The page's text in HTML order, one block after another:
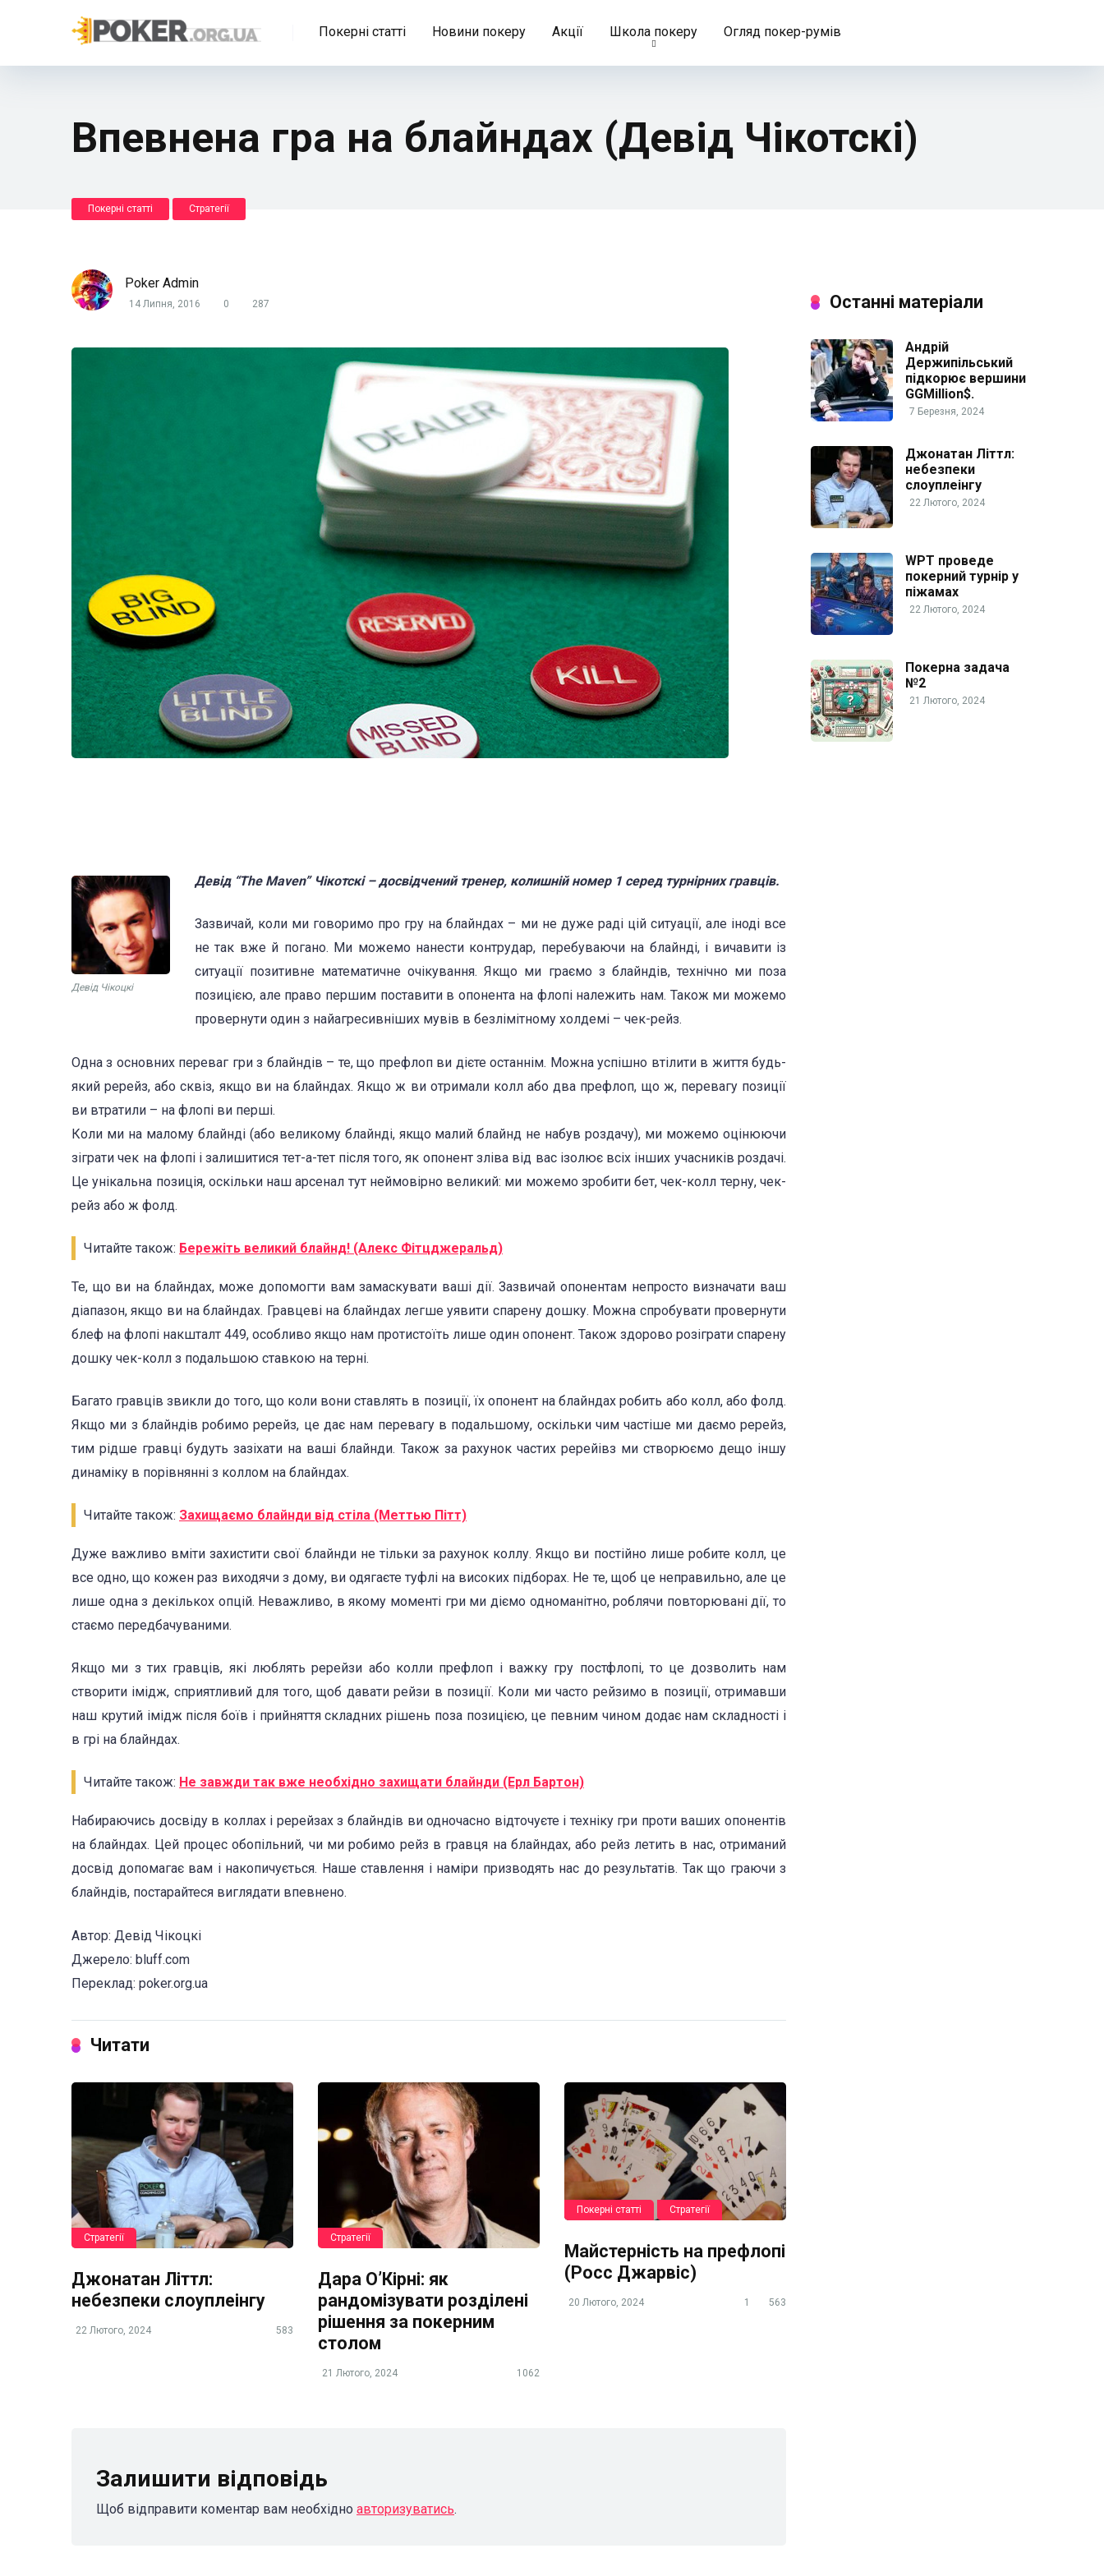
Покерні статті Новини покеру Акції Школа покеру Огляд покер-румів
Впевнена гра на блайндах (Девід Чікотскі)
Покерні статті Стратегії
Poker Admin
14 Липня, 2016 0 287
Девід Чікоцкі
Девід “The Maven” Чікотскі – досвідчений тренер, колишній номер 1 серед турнірних гравців.
Зазвичай, коли ми говоримо про гру на блайндах – ми не дуже раді цій ситуації, але іноді все
не так вже й погано. Ми можемо нанести контрудар, перебуваючи на блайнді, і вичавити із
ситуації позитивне математичне очікування. Якщо ми граємо з блайндів, технічно ми поза
позицією, але право першим поставити в опонента на флопі належить нам. Також ми можемо
провернути один з найагресивніших мувів в безлімітному холдемі – чек-рейз.
Одна з основних переваг гри з блайндів – те, що префлоп ви дієте останнім. Можна успішно втілити в життя будь-
який ререйз, або сквіз, якщо ви на блайндах. Якщо ж ви отримали колл або два префлоп, що ж, перевагу позиції
ви втратили – на флопі ви перші.
Коли ми на малому блайнді (або великому блайнді, якщо малий блайнд не набув роздачу), ми можемо оцінюючи
зіграти чек на флопі і залишитися тет-а-тет після того, як опонент зліва від вас ізолює всіх інших учасників роздачі.
Це унікальна позиція, оскільки наш арсенал тут неймовірно великий: ми можемо зробити бет, чек-колл терну, чек-
рейз або ж фолд.
Читайте також: Бережіть великий блайнд! (Алекс Фітцджеральд)
Те, що ви на блайндах, може допомогти вам замаскувати ваші дії. Зазвичай опонентам непросто визначати ваш
діапазон, якщо ви на блайндах. Гравцеві на блайндах легше уявити спарену дошку. Можна спробувати провернути
блеф на флопі накшталт 449, особливо якщо нам протистоїть лише один опонент. Також здорово розіграти спарену
дошку чек-колл з подальшою ставкою на терні.
Багато гравців звикли до того, що коли вони ставлять в позиції, їх опонент на блайндах робить або колл, або фолд.
Якщо ми з блайндів робимо ререйз, це дає нам перевагу в подальшому, оскільки чим частіше ми даємо ререйз,
тим рідше гравці будуть зазіхати на ваші блайнди. Також за рахунок частих ререйівз ми створюємо дещо іншу
динаміку в порівнянні з коллом на блайндах.
Читайте також: Захищаємо блайнди від стіла (Меттью Пітт)
Дуже важливо вміти захистити свої блайнди не тільки за рахунок коллу. Якщо ви постійно лише робите колл, це
все одно, що кожен раз виходячи з дому, ви одягаєте туфлі на високих підборах. Не те, щоб це неправильно, але це
лише одна з декількох опцій. Неважливо, в якому моменті гри ми діємо одноманітно, роблячи повторювані дії, то
стаємо передбачуваними.
Якщо ми з тих гравців, які люблять ререйзи або колли префлоп і важку гру постфлопі, то це дозволить нам
створити імідж, сприятливий для того, щоб давати рейзи в позиції. Коли ми часто рейзимо в позиції, отримавши
наш крутий імідж після боїв і прийняття складних рішень поза позицією, це певним чином додає нам складності і
в грі на блайндах.
Читайте також: Не завжди так вже необхідно захищати блайнди (Ерл Бартон)
Набираючись досвіду в коллах і ререйзах з блайндів ви одночасно відточуєте і техніку гри проти ваших опонентів
на блайндах. Цей процес обопільний, чи ми робимо рейз в гравця на блайндах, або рейз летить в нас, отриманий
досвід допомагає вам і накопичується. Наше ставлення і наміри призводять нас до результатів. Так що граючи з
блайндів, постарайтеся виглядати впевнено.
Автор: Девід Чікоцкі
Джерело: bluff.com
Переклад: poker.org.ua
Читати
Стратегії
Джонатан Літтл:
небезпеки слоуплеінгу
22 Лютого, 2024 583
Стратегії
Дара О’Кірні: як
рандомізувати розділені
рішення за покерним
столом
21 Лютого, 2024 1062
Покерні статті Стратегії
Майстерність на префлопі
(Росс Джарвіс)
20 Лютого, 2024 1 563
Залишити відповідь
Щоб відправити коментар вам необхідно авторизуватись.
Останні матеріали
Андрій
Держипільський
підкорює вершини
GGMillion$.
7 Березня, 2024
Джонатан Літтл:
небезпеки
слоуплеінгу
22 Лютого, 2024
WPT проведе
покерний турнір у
піжамах
22 Лютого, 2024
Покерна задача
№2
21 Лютого, 2024